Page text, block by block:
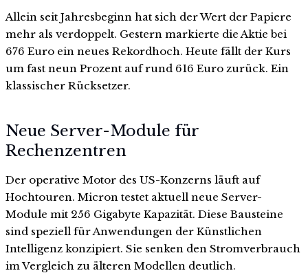
Allein seit Jahresbeginn hat sich der Wert der Papiere
mehr als verdoppelt. Gestern markierte die Aktie bei
676 Euro ein neues Rekordhoch. Heute fällt der Kurs
um fast neun Prozent auf rund 616 Euro zurück. Ein
klassischer Rücksetzer.
Neue Server-Module für
Rechenzentren
Der operative Motor des US-Konzerns läuft auf
Hochtouren. Micron testet aktuell neue Server-
Module mit 256 Gigabyte Kapazität. Diese Bausteine
sind speziell für Anwendungen der Künstlichen
Intelligenz konzipiert. Sie senken den Stromverbrauch
im Vergleich zu älteren Modellen deutlich.